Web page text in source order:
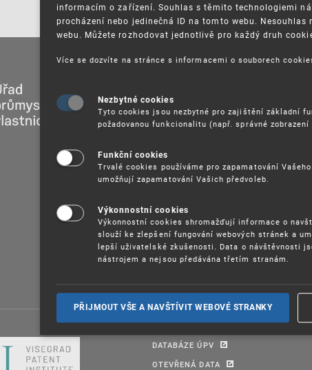
DUŠEVNÍMU VLASTNICTVÍ
UŽITEČNÉ ODKAZY
VZDĚLÁVÁNÍ
PRÁVNÍ PŘEDPISY
DATABÁZE ÚPV
OTEVŘENÁ DATA
informacím o zařízení. Souhlas s těmito technologiemi
procházení nebo jedinečná ID na tomto webu.
webu. Můžete rozhodovat jednotlivě pro každý druh
Více se dozvíte na stránce s informacemi o souborech
Nezbytné cookies
Tyto cookies jsou nezbytné pro zajištění základní
požadovanou funkcionalitu (např. správné
Funkční cookies
Trvalé cookies používáme pro zapamatování
umožňují zapamatování Vašich předvoleb.
Výkonnostní cookies
Výkonnostní cookies shromažďují informace o
slouží ke zlepšení fungování webových stránek a
lepší uživatelské zkušenosti. Data o návštěvnosti
nástrojem a nejsou předávána třetím stranám.
PŘIJMOUT VŠE A NAVŠTÍVIT WEBOVÉ STRANKY